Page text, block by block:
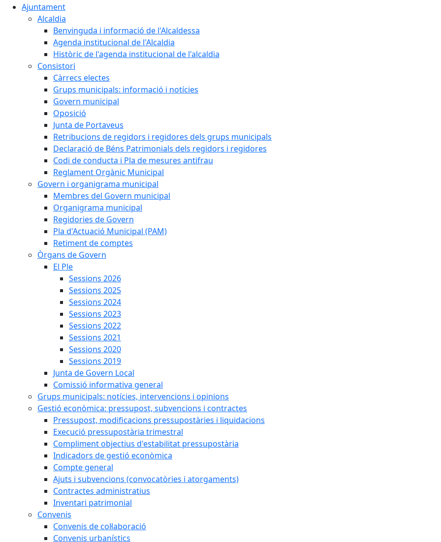
Ajuntament
Alcaldia
Benvinguda i informació de l'Alcaldessa
Agenda institucional de l'Alcaldia
Històric de l'agenda institucional de l'alcaldia
Consistori
Càrrecs electes
Grups municipals: informació i notícies
Govern municipal
Oposició
Junta de Portaveus
Retribucions de regidors i regidores dels grups municipals
Declaració de Béns Patrimonials dels regidors i regidores
Codi de conducta i Pla de mesures antifrau
Reglament Orgànic Municipal
Govern i organigrama municipal
Membres del Govern municipal
Organigrama municipal
Regidories de Govern
Pla d'Actuació Municipal (PAM)
Retiment de comptes
Òrgans de Govern
El Ple
Sessions 2026
Sessions 2025
Sessions 2024
Sessions 2023
Sessions 2022
Sessions 2021
Sessions 2020
Sessions 2019
Junta de Govern Local
Comissió informativa general
Grups municipals: notícies, intervencions i opinions
Gestió econòmica: pressupost, subvencions i contractes
Pressupost, modificacions pressupostàries i liquidacions
Execució pressupostària trimestral
Compliment objectius d'estabilitat pressupostària
Indicadors de gestió econòmica
Compte general
Ajuts i subvencions (convocatòries i atorgaments)
Contractes administratius
Inventari patrimonial
Convenis
Convenis de col·laboració
Convenis urbanístics